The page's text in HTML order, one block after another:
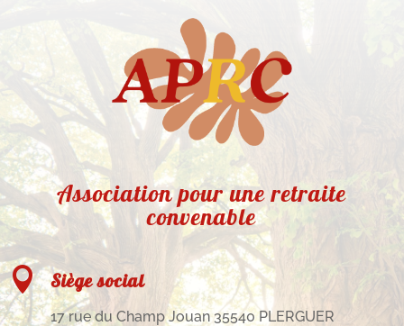
Association pour une retraite
convenable
 Siège social
17 rue du Champ Jouan 35540 PLERGUER